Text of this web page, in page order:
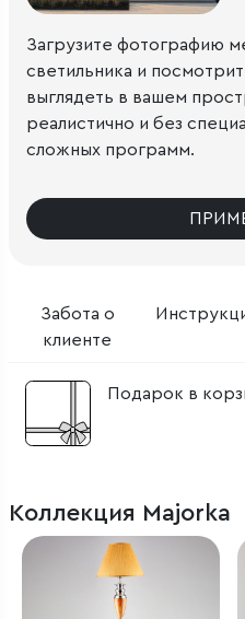
Забота о
клиенте
Подарок в
Загрузите фотографию
светильника и
выглядеть в вашем
реалистично и без
сложных программ.
Коллекция Majorka